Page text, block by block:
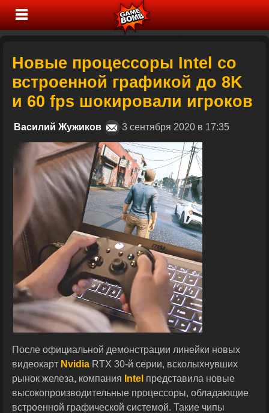
Новые процессоры Intel со
встроенной графикой до 8K
и 60 fps шокировали игроков
Василий Жужиков 3 сентября 2020 в 17:35
После официальной демонстрации линейки новых
видеокарт Nvidia RTX 30-й серии, всколыхнувших
рынок железа, компания Intel представила новые
высокопроизводительные процессоры, обладающие
встроенной графической системой. Такие чипы